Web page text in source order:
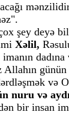
şey
Xəlil,
və
nuru və
bir insan